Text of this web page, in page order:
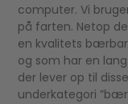
computer. Vi
på farten. Netop
en kvalitets
og som har en
der lever op til
underkategori